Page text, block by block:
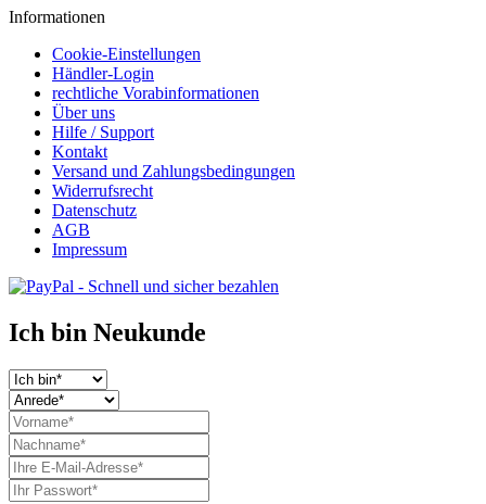
Informationen
Cookie-Einstellungen
Händler-Login
rechtliche Vorabinformationen
Über uns
Hilfe / Support
Kontakt
Versand und Zahlungsbedingungen
Widerrufsrecht
Datenschutz
AGB
Impressum
Ich bin Neukunde